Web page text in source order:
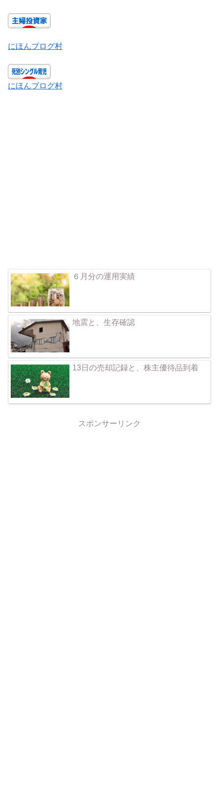
にほんブログ村
にほんブログ村
６月分の運用実績
地震と、生存確認
13日の売却記録と、株主優待品到着
スポンサーリンク